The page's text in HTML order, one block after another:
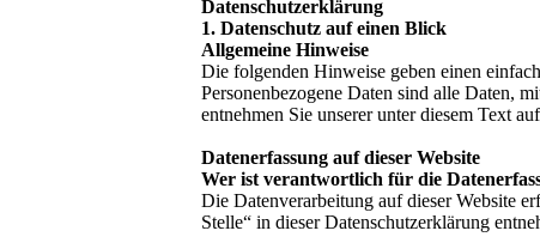
Datenschutzerklärung
1. Datenschutz auf einen Blick
Allgemeine Hinweise
Die folgenden Hinweise geben einen
Personenbezogene Daten sind alle Daten,
entnehmen Sie unserer unter diesem Text
Datenerfassung auf dieser Website
Wer ist verantwortlich für die
Die Datenverarbeitung auf dieser Website
Stelle“ in dieser Datenschutzerklärung